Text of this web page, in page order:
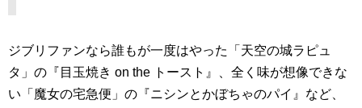
ジブリファンなら誰もが一度はやった「天空の城ラピュ
タ」の『目玉焼き on the トースト』、全く味が想像できな
い「魔女の宅急便」の『ニシンとかぼちゃのパイ』など、